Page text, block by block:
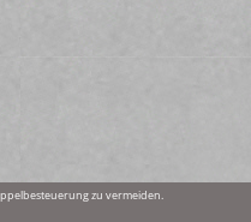
zu vermeiden.